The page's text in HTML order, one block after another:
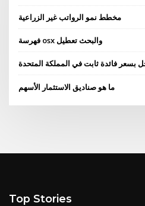
مخطط نمو الرواتب غير الزراعية
فهرسة osx والبحث تعطيل
بسعر فائدة ثابت في المملكة المتحدة
ما هو صناديق الاستثمار الأسهم
Top Stories